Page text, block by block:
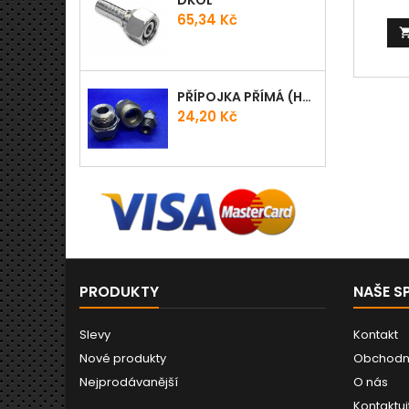
Cena
65,34 Kč
PŘÍPOJKA PŘÍMÁ (HRDLO) GES - WD
Cena
24,20 Kč
vůči
PRODUKTY
Slevy
Nové produkty
Nejprodávanější
NAŠE
Kontakt
O nás